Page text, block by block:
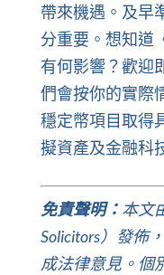
帶來機遇。及早
分重要。想知道
有何影響？歡迎
們會按你的實際
穩定幣項目取得
擬資產及金融科
免責聲明： 本文
Solicitors）發佈
成法律意見。個